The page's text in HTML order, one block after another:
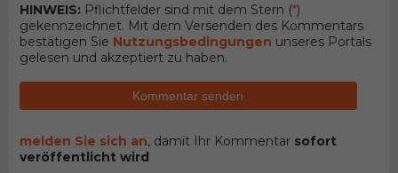
HINWEIS: Pflichtfelder sind mit dem Stern (*)
gekennzeichnet. Mit dem Versenden des Kommentars
bestätigen Sie Nutzungsbedingungen unseres Portals
gelesen und akzeptiert zu haben.
Kommentar senden
melden Sie sich an, damit Ihr Kommentar sofort
veröffentlicht wird